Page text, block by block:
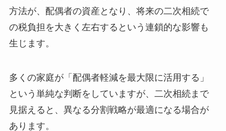
方法が、配偶者の資産となり、将来の二次相続で
の税負担を大きく左右するという連鎖的な影響も
生じます。
多くの家庭が「配偶者軽減を最大限に活用する」
という単純な判断をしていますが、二次相続まで
見据えると、異なる分割戦略が最適になる場合が
あります。
複数の子供への生前贈与戦略の具体例｜3年
計画での実例
二次相続まで見据えた複数子供の遺産分割戦
略
るか
複数子供での二次相続税額シミュレーショ
ン
二次相続での相続税負担の詳細シミュレー